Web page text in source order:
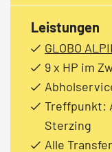
Leistungen
GLOBO
9 x HP im
Treffpunkt:
Sterzing
Alle